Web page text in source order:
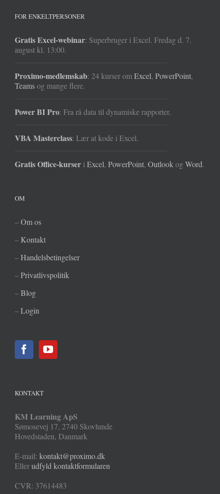
FOR ENKELTPERSONER
Gratis Excel-webinar: Superbruger i Excel. Fredag d. 7.
august kl. 13:00.
Proximo-medlemskab: 24 kurser omExcel, PowerPoint,
Teamsog mange flere.
Power BI Pro: Fra rå data til dynamiske rapporter.
VBA Masterclass: Lær at kode i Excel.
Gratis Office-kurser iExcel, PowerPoint, OutlookogWord.
OM
–Om os
– Kontakt
–Handelsbetingelser
–Privatlivspolitik
–Blog
–Login
KONTAKT
KM Learning ApS
Sømosevej 17, 2740 Skovlunde
Hovedstaden, Danmark
E-mail: kontakt@proximo.dk
Ellerudfyld kontaktformularen
CVR: 37614483